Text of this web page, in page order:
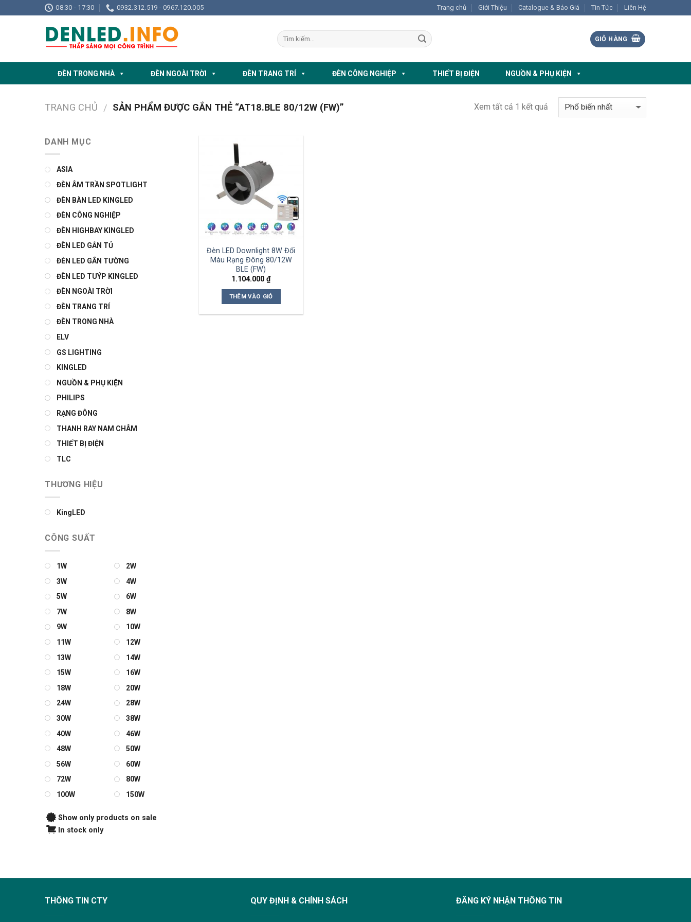
to
08:30 - 17:30 0932.312.519 - 0967.120.005 Trang chủ Giới Thiệu Catalogue & Báo Giá Tin Tức Liên Hệ
GIỎ HÀNG
ĐÈN TRONG NHÀ ĐÈN NGOÀI TRỜI ĐÈN TRANG TRÍ ĐÈN CÔNG NGHIỆP THIẾT BỊ ĐIỆN NGUỒN & PHỤ KIỆN
TRANG CHỦ / SẢN PHẨM ĐƯỢC GẮN THẺ “AT18.BLE 80/12W (FW)” Xem tất cả 1 kết quả
DANH MỤC
ASIA
ĐÈN ÂM TRẦN SPOTLIGHT
ĐÈN BÀN LED KINGLED
ĐÈN CÔNG NGHIỆP
ĐÈN HIGHBAY KINGLED
ĐÈN LED GẮN TỦ
ĐÈN LED GẮN TƯỜNG
ĐÈN LED TUÝP KINGLED
ĐÈN NGOÀI TRỜI
ĐÈN TRANG TRÍ
ĐÈN TRONG NHÀ
ELV
GS LIGHTING
KINGLED
NGUỒN & PHỤ KIỆN
PHILIPS
RẠNG ĐÔNG
THANH RAY NAM CHÂM
THIẾT BỊ ĐIỆN
TLC
THƯƠNG HIỆU
KingLED
CÔNG SUẤT
1W
2W
3W
4W
5W
6W
7W
8W
9W
10W
11W
12W
13W
14W
15W
16W
18W
20W
24W
28W
30W
38W
40W
46W
48W
50W
56W
60W
72W
80W
100W
150W
Show only products on sale
In stock only
Đèn LED Downlight 8W Đổi
Màu Rạng Đông 80/12W
BLE (FW)
1.104.000₫
THÊM VÀO GIỎ
THÔNG TIN CTY QUY ĐỊNH & CHÍNH SÁCH ĐĂNG KÝ NHẬN THÔNG TIN